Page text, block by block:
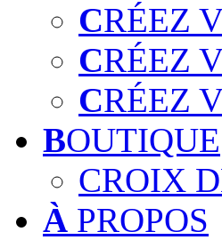
CRÉEZ
CRÉEZ
CRÉEZ
BOUTIQUE
CROIX
À PROPOS